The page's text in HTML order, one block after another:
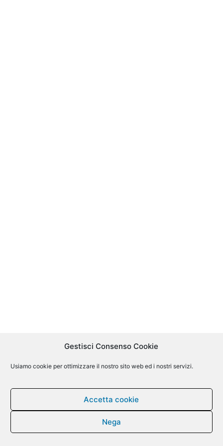
Gestisci Consenso Cookie
Usiamo cookie per ottimizzare il nostro sito web ed i nostri servizi.
Accetta cookie
Nega